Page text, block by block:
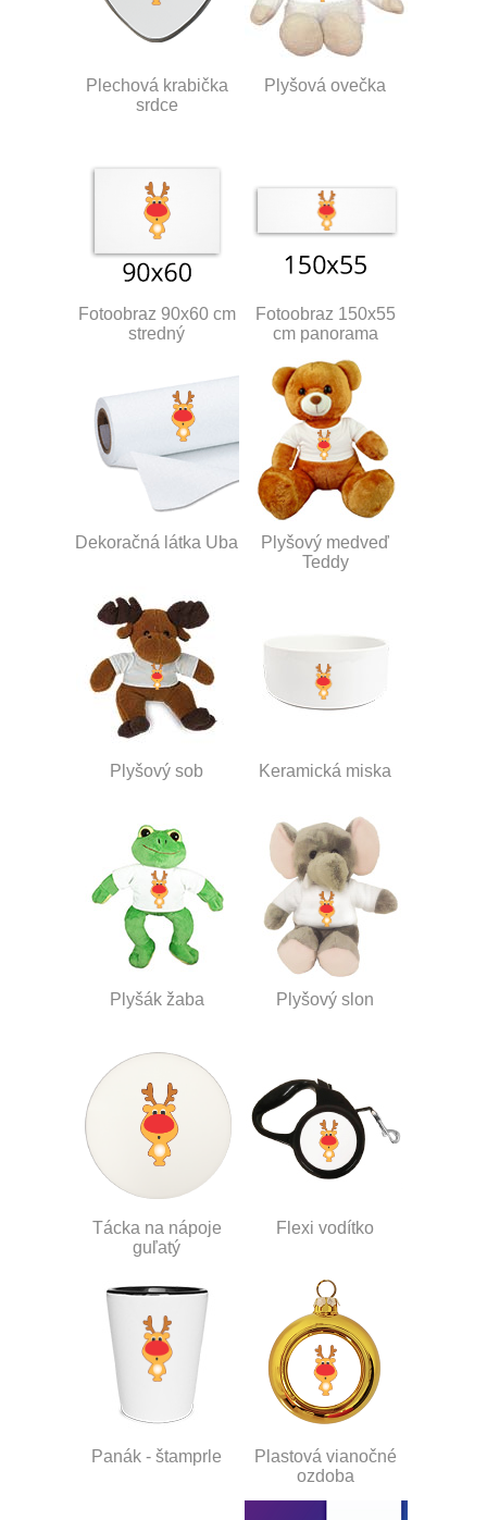
Plechová krabička
srdce
Plyšová ovečka
Fotoobraz 90x60 cm
stredný
Fotoobraz 150x55
cm panorama
Dekoračná látka Uba
Plyšový medveď
Teddy
Plyšový sob Keramická miska
Plyšák žaba Plyšový slon
Tácka na nápoje
guľatý
Flexi vodítko
Panák - štamprle
Plastová vianočné
ozdoba